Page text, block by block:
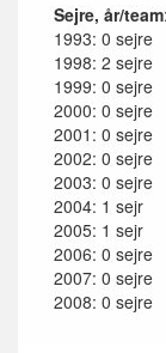
Sejre, år/team:
1993: 0 sejre
1998: 2 sejre
1999: 0 sejre
2000: 0 sejre
2001: 0 sejre
2002: 0 sejre
2003: 0 sejre
2004: 1 sejr
2005: 1 sejr
2006: 0 sejre
2007: 0 sejre
2008: 0 sejre